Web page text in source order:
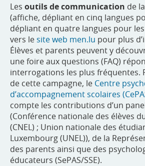
Les outils de communication de
(affiche, dépliant en cinq langues
dépliant en quatre langues pour
vers le site web men.lu pour plus
Élèves et parents peuvent y
une foire aux questions (FAQ)
interrogations les plus fréquentes.
de cette campagne, le Centre
d’accompagnement scolaires
compte les contributions d’un
(Conférence nationale des élèves
(CNEL) ; Union nationale des
Luxembourg (UNEL)), de la
des parents ainsi que des
éducateurs (SePAS/SSE).